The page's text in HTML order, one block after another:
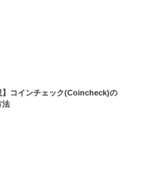
】コインチェック(Coincheck)の
法